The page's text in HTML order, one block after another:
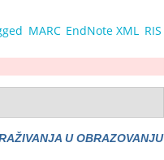
MARC EndNote XML RIS
U OBRAZOVANJU